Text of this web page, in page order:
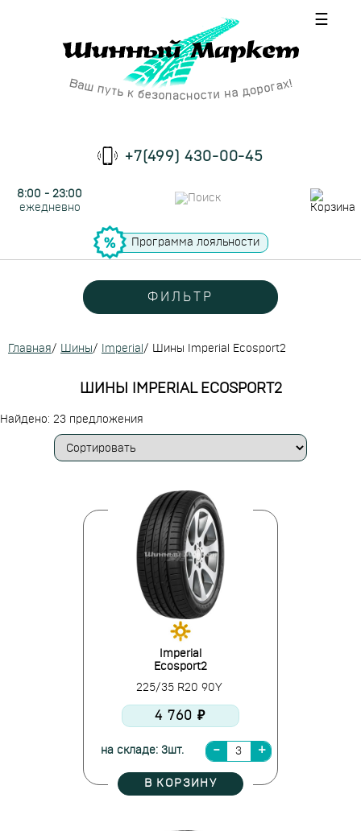
☰
+7(499) 430-00-45
8:00 - 23:00
ежедневно
Программа лояльности
ФИЛЬТР
Главная/ Шины/ Imperial / Шины Imperial Ecosport2
ШИНЫ IMPERIAL ECOSPORT2
Найдено: 23 предложения
Imperial
Ecosport2
225/35 R20 90Y
4 760 ₽
на складе: 3шт.
В КОРЗИНУ